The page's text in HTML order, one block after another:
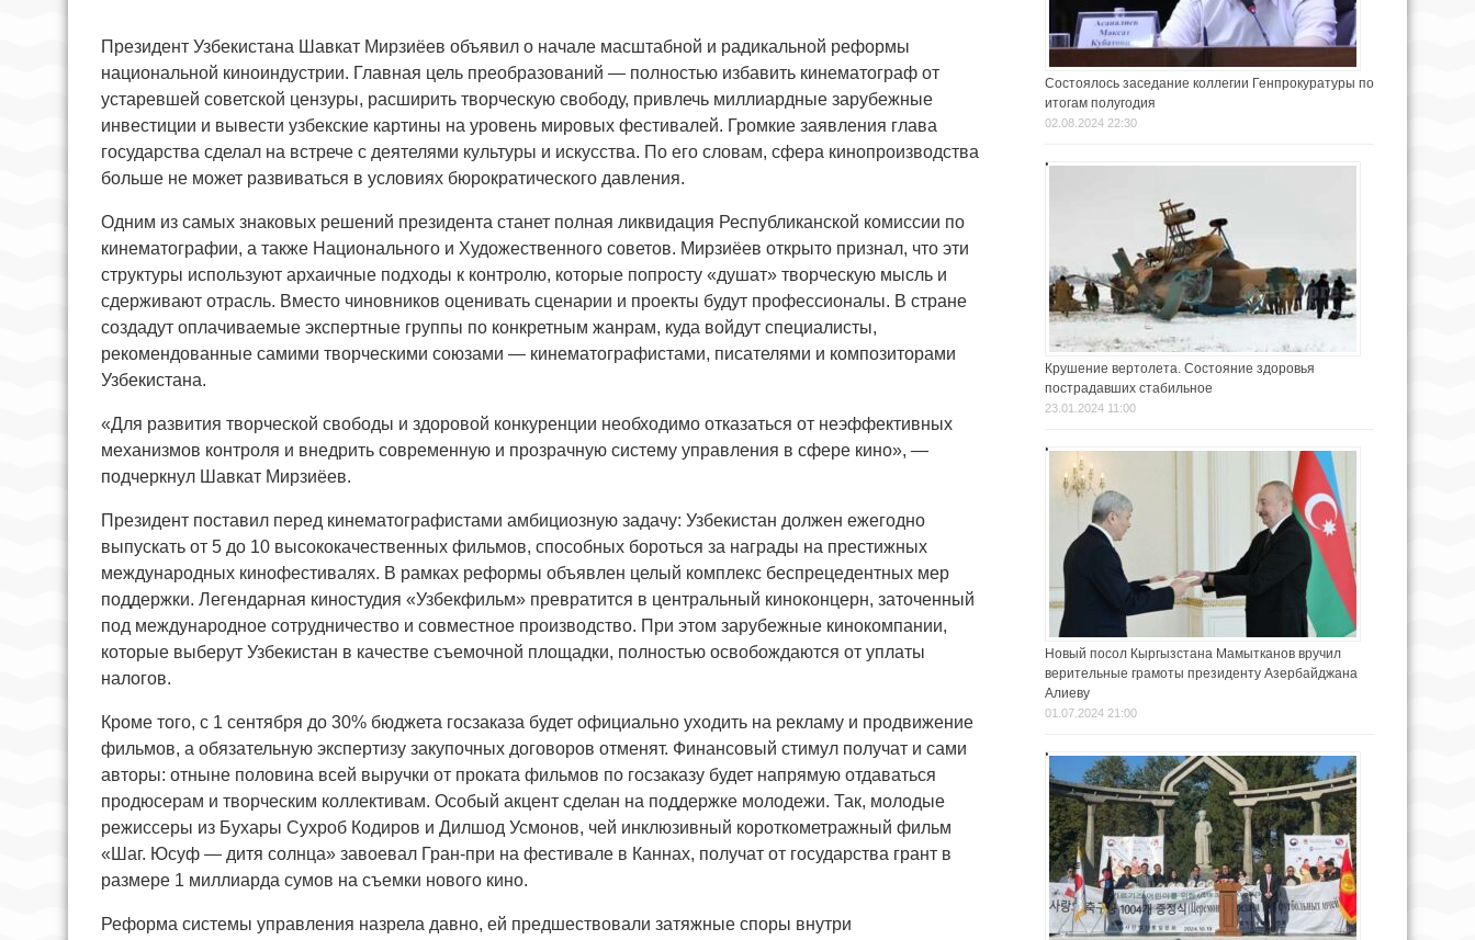
Президент Узбекистана Шавкат Мирзиёев объявил о начале масштабной и радикальной реформы
национальной киноиндустрии. Главная цель преобразований — полностью избавить кинематограф от
устаревшей советской цензуры, расширить творческую свободу, привлечь миллиардные зарубежные
инвестиции и вывести узбекские картины на уровень мировых фестивалей. Громкие заявления глава
государства сделал на встрече с деятелями культуры и искусства. По его словам, сфера кинопроизводства
больше не может развиваться в условиях бюрократического давления.
Одним из самых знаковых решений президента станет полная ликвидация Республиканской комиссии по
кинематографии, а также Национального и Художественного советов. Мирзиёев открыто признал, что эти
структуры используют архаичные подходы к контролю, которые попросту «душат» творческую мысль и
сдерживают отрасль. Вместо чиновников оценивать сценарии и проекты будут профессионалы. В стране
создадут оплачиваемые экспертные группы по конкретным жанрам, куда войдут специалисты,
рекомендованные самими творческими союзами — кинематографистами, писателями и композиторами
Узбекистана.
«Для развития творческой свободы и здоровой конкуренции необходимо отказаться от неэффективных
механизмов контроля и внедрить современную и прозрачную систему управления в сфере кино», —
подчеркнул Шавкат Мирзиёев.
Президент поставил перед кинематографистами амбициозную задачу: Узбекистан должен ежегодно
выпускать от 5 до 10 высококачественных фильмов, способных бороться за награды на престижных
международных кинофестивалях. В рамках реформы объявлен целый комплекс беспрецедентных мер
поддержки. Легендарная киностудия «Узбекфильм» превратится в центральный киноконцерн, заточенный
под международное сотрудничество и совместное производство. При этом зарубежные кинокомпании,
которые выберут Узбекистан в качестве съемочной площадки, полностью освобождаются от уплаты
налогов.
Кроме того, с 1 сентября до 30% бюджета госзаказа будет официально уходить на рекламу и продвижение
фильмов, а обязательную экспертизу закупочных договоров отменят. Финансовый стимул получат и сами
авторы: отныне половина всей выручки от проката фильмов по госзаказу будет напрямую отдаваться
продюсерам и творческим коллективам. Особый акцент сделан на поддержке молодежи. Так, молодые
режиссеры из Бухары Сухроб Кодиров и Дилшод Усмонов, чей инклюзивный короткометражный фильм
«Шаг. Юсуф — дитя солнца» завоевал Гран-при на фестивале в Каннах, получат от государства грант в
размере 1 миллиарда сумов на съемки нового кино.
Реформа системы управления назрела давно, ей предшествовали затяжные споры внутри
Состоялось заседание коллегии Генпрокуратуры по
итогам полугодия
02.08.2024 22:30
Крушение вертолета. Состояние здоровья
пострадавших стабильное
23.01.2024 11:00
Новый посол Кыргызстана Мамытканов вручил
верительные грамоты президенту Азербайджана
Алиеву
01.07.2024 21:00